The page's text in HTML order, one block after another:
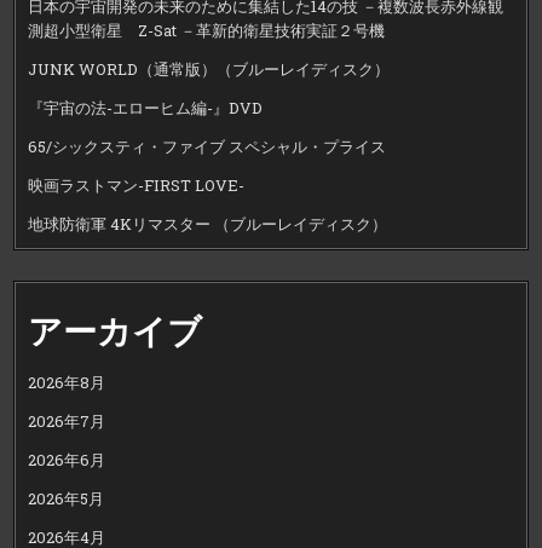
日本の宇宙開発の未来のために集結した14の技 －複数波長赤外線観
測超小型衛星 Z-Sat －革新的衛星技術実証２号機
JUNK WORLD（通常版）（ブルーレイディスク）
『宇宙の法-エローヒム編-』DVD
65/シックスティ・ファイブ スペシャル・プライス
映画ラストマン-FIRST LOVE-
地球防衛軍 4Kリマスター （ブルーレイディスク）
アーカイブ
2026年8月
2026年7月
2026年6月
2026年5月
2026年4月